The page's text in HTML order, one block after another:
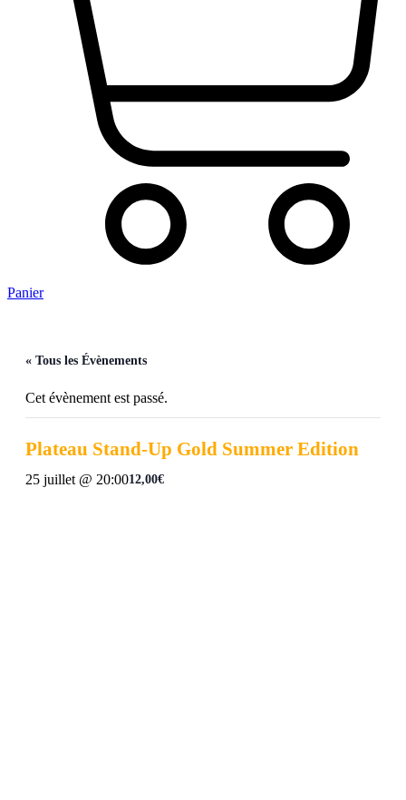
Panier
« Tous les Évènements
Cet évènement est passé.
Plateau Stand-Up Gold Summer Edition
25 juillet @ 20:0012,00€